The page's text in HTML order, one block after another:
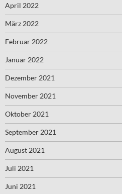
April 2022
März 2022
Februar 2022
Januar 2022
Dezember 2021
November 2021
Oktober 2021
September 2021
August 2021
Juli 2021
Juni 2021